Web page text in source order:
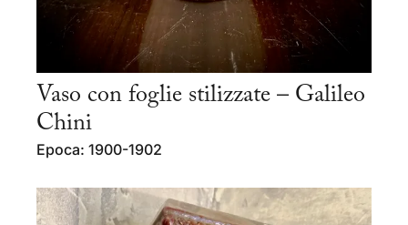
Vaso con foglie stilizzate – Galileo
Chini
Epoca: 1900-1902